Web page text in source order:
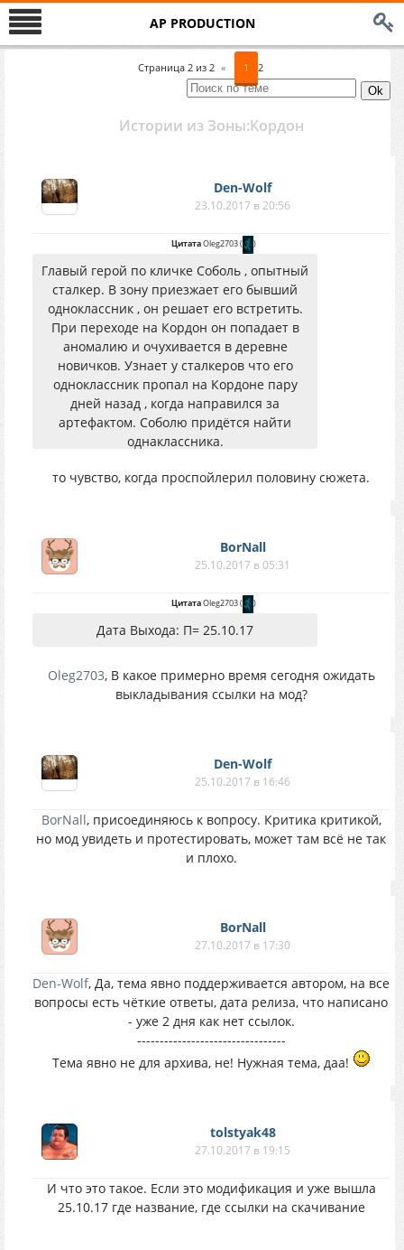
AP PRODUCTION
Страница 2 из 2 « 1 2
Истории из Зоны:Кордон
Den-Wolf
23.10.2017 в 20:56
ЦитатаOleg2703( )
Главый герой по кличке Соболь , опытный
сталкер. В зону приезжает его бывший
одноклассник , он решает его встретить.
При переходе на Кордон он попадает в
аномалию и очухивается в деревне
новичков. Узнает у сталкеров что его
одноклассник пропал на Кордоне пару
дней назад , когда направился за
артефактом. Соболю придётся найти
однаклассника.
то чувство, когда проспойлерил половину сюжета.
BorNall
25.10.2017 в 05:31
ЦитатаOleg2703( )
Дата Выхода: П= 25.10.17
Oleg2703, В какое примерно время сегодня ожидать
выкладывания ссылки на мод?
Den-Wolf
25.10.2017 в 16:46
BorNall, присоединяюсь к вопросу. Критика критикой,
но мод увидеть и протестировать, может там всё не так
и плохо.
BorNall
27.10.2017 в 17:30
Den-Wolf, Да, тема явно поддерживается автором, на все
вопросы есть чёткие ответы, дата релиза, что написано
- уже 2 дня как нет ссылок.
---------------------------------
Тема явно не для архива, не! Нужная тема, даа!
tolstyak48
27.10.2017 в 19:15
И что это такое. Если это модификация и уже вышла
25.10.17 где название, где ссылки на скачивание